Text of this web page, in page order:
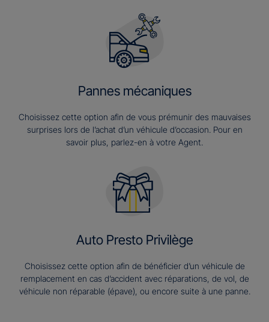
Pannes mécaniques
Choisissez cette option afin de vous prémunir des mauvaises
surprises lors de l’achat d’un véhicule d’occasion. Pour en
savoir plus, parlez-en à votre Agent.
Auto Presto Privilège
Choisissez cette option afin de bénéficier d’un véhicule de
remplacement en cas d’accident avec réparations, de vol, de
véhicule non réparable (épave), ou encore suite à une panne.